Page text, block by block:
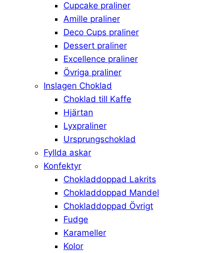
Cupcake praliner
Amille praliner
Deco Cups praliner
Dessert praliner
Excellence praliner
Övriga praliner
Inslagen Choklad
Choklad till Kaffe
Hjärtan
Lyxpraliner
Ursprungschoklad
Fyllda askar
Konfektyr
Chokladdoppad Lakrits
Chokladdoppad Mandel
Chokladdoppad Övrigt
Fudge
Karameller
Kolor